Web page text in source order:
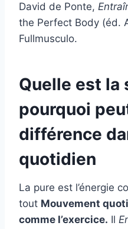
David de Ponte,
the Perfect Body (éd.
Fullmusculo.
Quelle est la
pourquoi
différence
quotidien
La pure est l’énergie
tout Mouvement
comme l’exercice. Il